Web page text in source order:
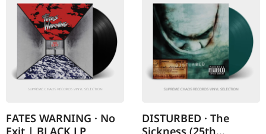
FATES WARNING · No
DISTURBED · The